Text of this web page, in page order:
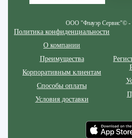
ООО "Флауэр Сервис"© -
Политика конфиденциальности
О компании
Преимущества
Корпоративным клиентам
Способы оплаты
Условия доставки